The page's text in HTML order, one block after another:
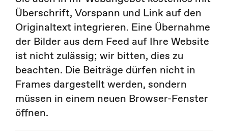
Überschrift, Vorspann und Link auf den
Originaltext integrieren. Eine Übernahme
der Bilder aus dem Feed auf Ihre Website
ist nicht zulässig; wir bitten, dies zu
beachten. Die Beiträge dürfen nicht in
Frames dargestellt werden, sondern
müssen in einem neuen Browser-Fenster
öffnen.